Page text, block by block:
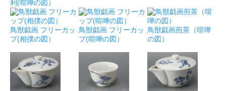
利(喧嘩の図）
鳥獣戯画 フリーカッ
プ(相撲の図）
鳥獣戯画 フリーカッ
プ(喧嘩の図）
鳥獣戯画煎茶（喧嘩
の図）